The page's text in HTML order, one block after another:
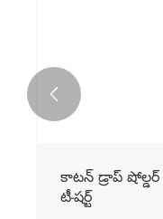
కాటన్ డ్రాప్ షోల్డర్
టీ-షర్ట్
